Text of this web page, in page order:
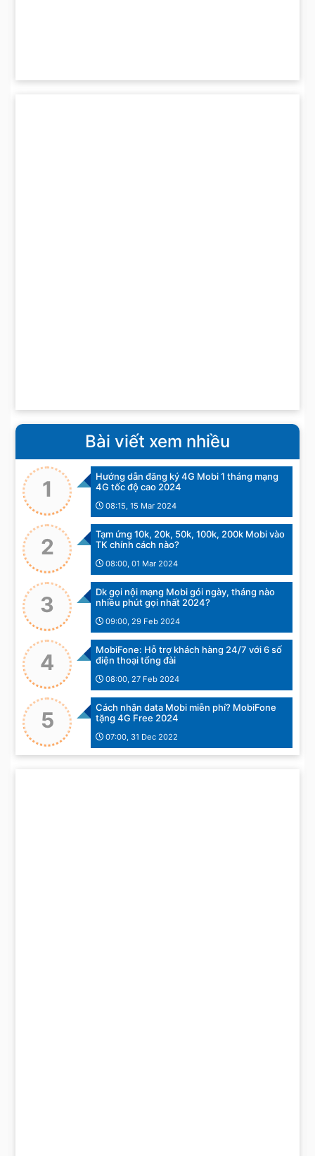
Bài viết xem nhiều
1
Hướng dẫn đăng ký 4G Mobi 1 tháng mạng
4G tốc độ cao 2024
08:15, 15 Mar 2024
2
Tạm ứng 10k, 20k, 50k, 100k, 200k Mobi vào
TK chính cách nào?
08:00, 01 Mar 2024
3
Dk gọi nội mạng Mobi gói ngày, tháng nào
nhiều phút gọi nhất 2024?
09:00, 29 Feb 2024
4
MobiFone: Hỗ trợ khách hàng 24/7 với 6 số
điện thoại tổng đài
08:00, 27 Feb 2024
5
Cách nhận data Mobi miễn phí? MobiFone
tặng 4G Free 2024
07:00, 31 Dec 2022